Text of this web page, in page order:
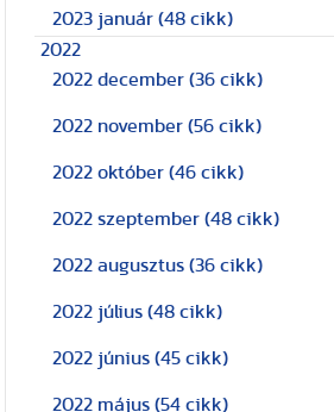
2023 január (48 cikk)
2022
2022 december (36 cikk)
2022 november (56 cikk)
2022 október (46 cikk)
2022 szeptember (48 cikk)
2022 augusztus (36 cikk)
2022 július (48 cikk)
2022 június (45 cikk)
2022 május (54 cikk)